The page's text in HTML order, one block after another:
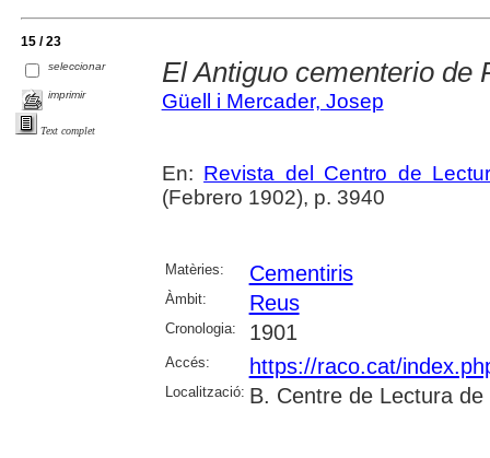
15 / 23
seleccionar
imprimir
Text complet
El Antiguo cementerio de
Güell i Mercader, Josep
En: Revista del Centro de
(Febrero 1902), p. 3940
Matèries: Cementiris
Àmbit: Reus
Cronologia: 1901
Accés: https://raco.cat/
Localització: B. Centre de Lectura de